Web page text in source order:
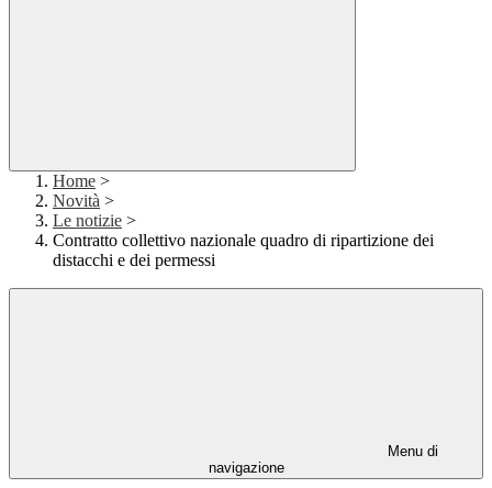
Home >
Novità >
Le notizie >
Contratto collettivo nazionale quadro di ripartizione dei
distacchi e dei permessi
Menu di
navigazione